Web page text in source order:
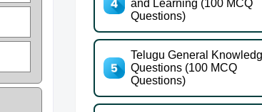
and Learning (100 MCQ
Questions)
Telugu General
Questions (100 MCQ
Questions)